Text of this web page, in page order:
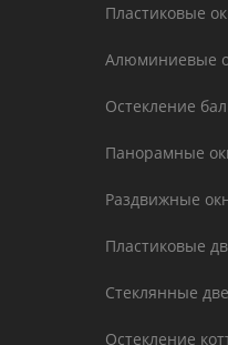
Пластиковые
Алюминиевые
Остекление
Панорамные
Раздвижные
Пластиковые
Стеклянные
Остекление